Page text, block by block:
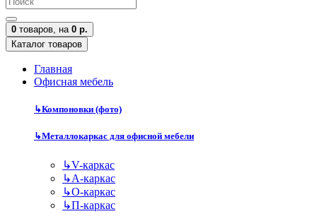
0 товаров, на 0 р.
Каталог товаров
Главная
Офисная мебель
↳Компоновки (фото)
↳Металлокаркас для офисной мебели
↳V-каркас
↳А-каркас
↳О-каркас
↳П-каркас